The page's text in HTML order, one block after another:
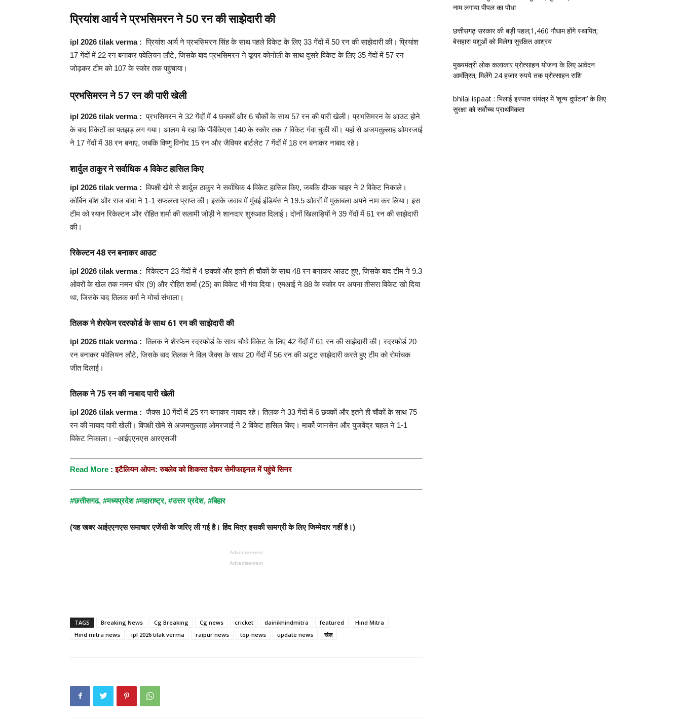
प्रियांश आर्य ने प्रभसिमरन ने 50 रन की साझेदारी की
ipl 2026 tilak verma : प्रियांश आर्य ने प्रभसिमरन सिंह के साथ पहले विकेट के लिए 33 गेंदों में 50 रन की साझेदारी की। प्रियांश
17 गेंदों में 22 रन बनाकर पवेलियन लौटे, जिसके बाद प्रभसिमरन ने कूपर कोनोली के साथ दूसरे विकेट के लिए 35 गेंदों में 57 रन
जोड़कर टीम को 107 के स्कोर तक पहुंचाया।
प्रभसिमरन ने 57 रन की पारी खेली
ipl 2026 tilak verma : प्रभसिमरन ने 32 गेंदों में 4 छक्कों और 6 चौकों के साथ 57 रन की पारी खेली। प्रभसिमरन के आउट होने
के बाद विकेटों का पतझड़ लग गया। आलम ये रहा कि पीबीकेएस 140 के स्कोर तक 7 विकेट गंवा चुकी थी। यहां से अजमतुल्लाह ओमरजाई
ने 17 गेंदों में 38 रन बनाए, जबकि विष्णु विनोद 15 रन और जैवियर बार्टलेट 7 गेंदों में 18 रन बनाकर नाबाद रहे।
शार्दुल ठाकुर ने सर्वाधिक 4 विकेट हासिल किए
ipl 2026 tilak verma : विपक्षी खेमे से शार्दुल ठाकुर ने सर्वाधिक 4 विकेट हासिल किए, जबकि दीपक चाहर ने 2 विकेट निकाले।
कॉर्बिन बॉश और राज बावा ने 1-1 सफलता प्राप्त की। इसके जवाब में मुंबई इंडियंस ने 19.5 ओवरों में मुकाबला अपने नाम कर लिया। इस
टीम को रयान रिकेल्टन और रोहित शर्मा की सलामी जोड़ी ने शानदार शुरुआत दिलाई। दोनों खिलाड़ियों ने 39 गेंदों में 61 रन की साझेदारी
की।
रिकेल्टन 48 रन बनाकर आउट
ipl 2026 tilak verma : रिकेल्टन 23 गेंदों में 4 छक्कों और इतने ही चौकों के साथ 48 रन बनाकर आउट हुए, जिसके बाद टीम ने 9.3
ओवरों के खेल तक नमन धीर (9) और रोहित शर्मा (25) का विकेट भी गंवा दिया। एमआई ने 88 के स्कोर पर अपना तीसरा विकेट खो दिया
था, जिसके बाद तिलक वर्मा ने मोर्चा संभाला।
तिलक ने शेरफेन रदरफोर्ड के साथ 61 रन की साझेदारी की
ipl 2026 tilak verma : तिलक ने शेरफेन रदरफोर्ड के साथ चौथे विकेट के लिए 42 गेंदों में 61 रन की साझेदारी की। रदरफोर्ड 20
रन बनाकर पवेलियन लौटे, जिसके बाद तिलक ने विल जैक्स के साथ 20 गेंदों में 56 रन की अटूट साझेदारी करते हुए टीम को रोमांचक
जीत दिलाई।
तिलक ने 75 रन की नाबाद पारी खेली
ipl 2026 tilak verma : जैक्स 10 गेंदों में 25 रन बनाकर नाबाद रहे। तिलक ने 33 गेंदों में 6 छक्कों और इतने ही चौकों के साथ 75
रन की नाबाद पारी खेली। विपक्षी खेमे से अजमतुल्लाह ओमरजाई ने 2 विकेट हासिल किए। मार्को जानसेन और युजवेंद्र चहल ने 1-1
विकेट निकाला। –आईएएनएस आरएसजी
Read More :इटैलियन ओपन: रुबलेव को शिकस्त देकर सेमीफाइनल में पहुंचे सिनर
#छत्तीसगढ, #मध्यप्रदेश #महाराष्ट्र, #उत्तर प्रदेश, #बिहार
(यह खबर आईएएनएस समाचार एजेंसी के जरिए ली गई है। हिंद मित्र इसकी सामग्री के लिए जिम्मेदार नहीं है।)
Advertisement
Advertisement
TAGS Breaking News Cg Breaking Cg news cricket dainikhindmitra featured
Hind Mitra
Hind mitra news
ipl 2026 tilak verma raipur news top-news update news खेल
नाम लगाया पीपल का पौधा
छत्तीसगढ़ सरकार की बड़ी पहल;1,460 गौधाम होंगे स्थापित;
बेसहारा पशुओं को मिलेगा सुरक्षित आश्रय
मुख्यमंत्री लोक कलाकार प्रोत्साहन योजना के लिए आवेदन
आमंत्रित; मिलेंगे 24 हजार रुपये तक प्रोत्साहन राशि
bhilai ispaat : भिलाई इस्पात संयंत्र में ‘शून्य दुर्घटना’ के लिए
सुरक्षा को सर्वोच्च प्राथमिकता